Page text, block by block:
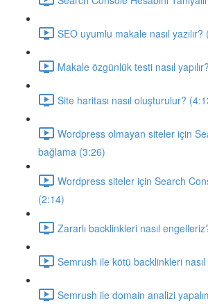
SEO uyumlu makale nasıl yazılır?
Makale özgünlük testi nasıl
Site haritası nasıl oluşturulur?
Wordpress olmayan siteler için
bağlama (3:26)
Wordpress siteler için Search
(2:14)
Zararlı backlinkleri nasıl
Semrush ile kötü backlinkleri
Semrush ile domain analizi